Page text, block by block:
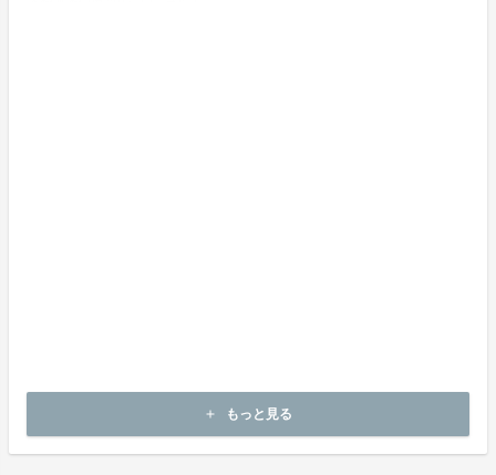
商品到着後14日以内に起案者までご連絡いただいた後、
起案者から対応方法をお客様宛にご連絡致します。
add もっと見る